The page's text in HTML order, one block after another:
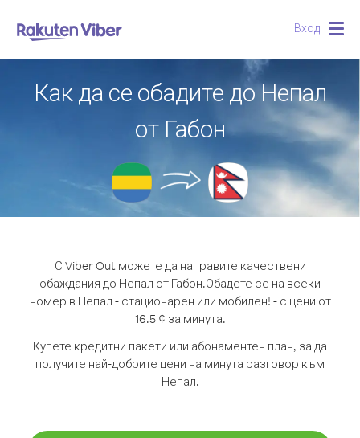
Вход
Как да се обадите до Непал
от Габон
С Viber Out можете да направите качествени
обаждания до Непал от Габон.Обадете се на всеки
номер в Непал - стационарен или мобилен! - с цени от
16.5 ¢ за минута.
Купете кредитни пакети или абонаментен план, за да
получите най-добрите цени на минута разговор към
Непал.